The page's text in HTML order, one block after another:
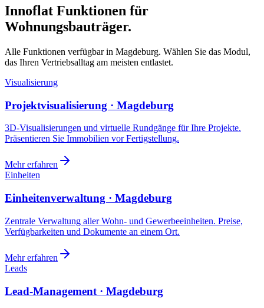
Innoflat Funktionen für
Wohnungsbauträger.
Alle Funktionen verfügbar in Magdeburg. Wählen Sie das Modul,
das Ihren Vertriebsalltag am meisten entlastet.
Visualisierung
Projektvisualisierung · Magdeburg
3D-Visualisierungen und virtuelle Rundgänge für Ihre Projekte.
Präsentieren Sie Immobilien vor Fertigstellung.
Mehr erfahren
Einheiten
Einheitenverwaltung · Magdeburg
Zentrale Verwaltung aller Wohn- und Gewerbeeinheiten. Preise,
Verfügbarkeiten und Dokumente an einem Ort.
Mehr erfahren
Leads
Lead-Management · Magdeburg